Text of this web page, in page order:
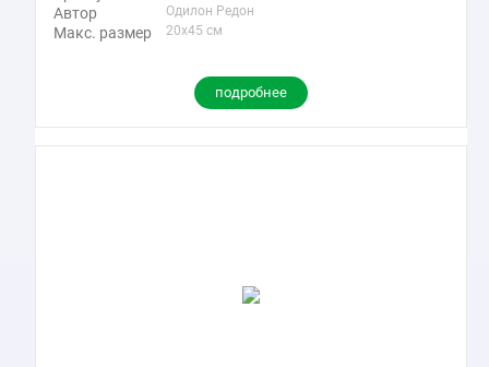
Автор Одилон Редон
Макс. размер 20x45 см
подробнее